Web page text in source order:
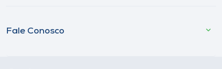
Fale Conosco